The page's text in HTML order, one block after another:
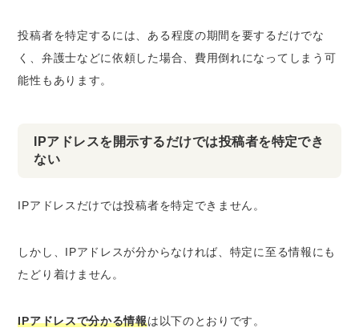
投稿者を特定するには、ある程度の期間を要するだけでな
く、弁護士などに依頼した場合、 費用倒れになってしまう可
能性もあります。
IPアドレスを開示するだけでは投稿者を特定でき
ない
IPアドレスだけでは投稿者を特定できません。
しかし、IPアドレスが分からなければ、特定に至る情報にも
たどり着けません。
IPアドレスで分かる情報は以下のとおりです。